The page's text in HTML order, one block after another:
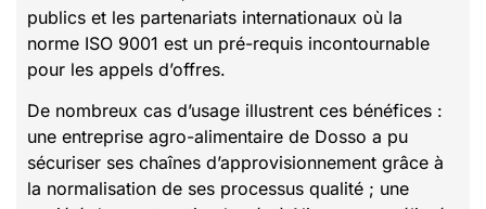
publics et les partenariats internationaux où la
norme ISO 9001 est un pré-requis incontournable
pour les appels d’offres.
De nombreux cas d’usage illustrent ces bénéfices :
une entreprise agro-alimentaire de Dosso a pu
sécuriser ses chaînes d’approvisionnement grâce à
la normalisation de ses processus qualité ; une